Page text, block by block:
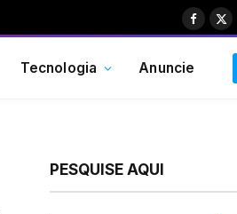
X
Tecnologia Anuncie
PESQUISE AQUI